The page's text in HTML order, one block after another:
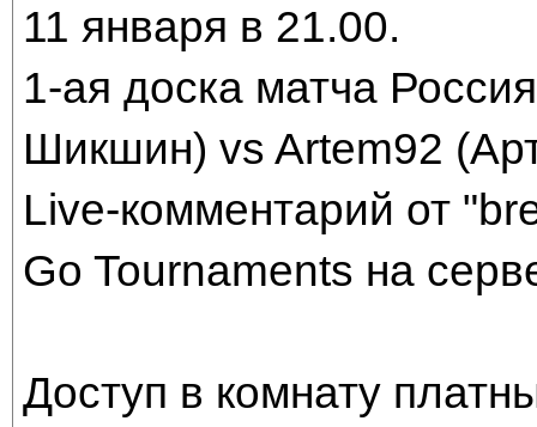
11 января в 21.00.
1-ая доска матча
Шикшин) vs Artem92
Live-комментарий от
Go Tournaments на
Доступ в комнату